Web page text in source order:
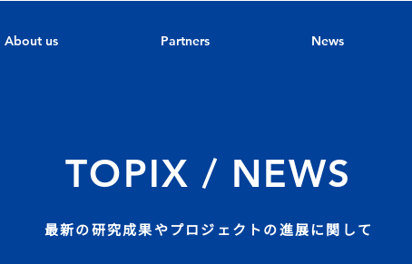
About us Partners News
TOPIX / NEWS
最新の研究成果やプロジェクトの進展に関して